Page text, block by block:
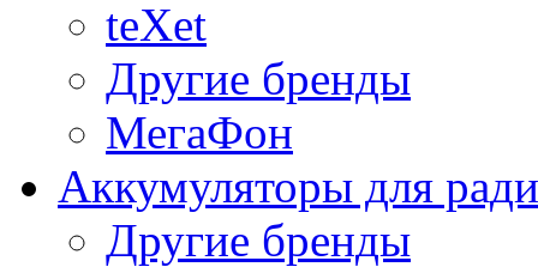
teXet
Другие бренды
МегаФон
Аккумуляторы для
Другие бренды